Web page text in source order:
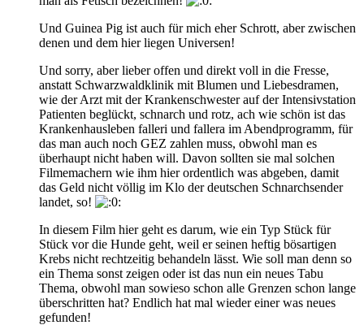
Und Guinea Pig ist auch für mich eher Schrott, aber zwischen
denen und dem hier liegen Universen!
Und sorry, aber lieber offen und direkt voll in die Fresse,
anstatt Schwarzwaldklinik mit Blumen und Liebesdramen,
wie der Arzt mit der Krankenschwester auf der Intensivstation
Patienten beglückt, schnarch und rotz, ach wie schön ist das
Krankenhausleben falleri und fallera im Abendprogramm, für
das man auch noch GEZ zahlen muss, obwohl man es
überhaupt nicht haben will. Davon sollten sie mal solchen
Filmemachern wie ihm hier ordentlich was abgeben, damit
das Geld nicht völlig im Klo der deutschen Schnarchsender
landet, so!
In diesem Film hier geht es darum, wie ein Typ Stück für
Stück vor die Hunde geht, weil er seinen heftig bösartigen
Krebs nicht rechtzeitig behandeln lässt. Wie soll man denn so
ein Thema sonst zeigen oder ist das nun ein neues Tabu
Thema, obwohl man sowieso schon alle Grenzen schon lange
überschritten hat? Endlich hat mal wieder einer was neues
gefunden!